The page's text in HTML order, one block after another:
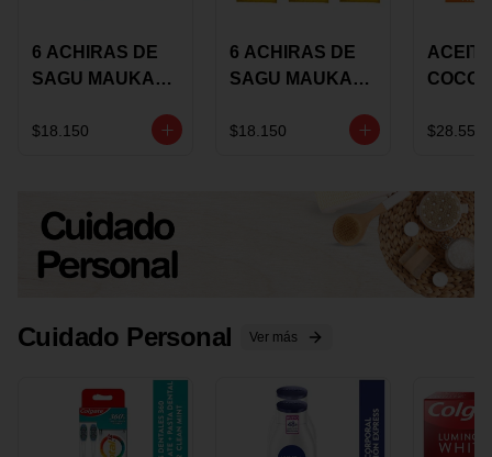
6 ACHIRAS DE
SAGU MAUKA
$18.150
6 ACHIRAS DE
SAGU MAUKA
GRS
$18.150
COCO
150G
$28.550
Cuidado Personal Ver más